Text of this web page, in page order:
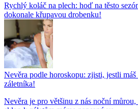
Rychlý koláč na plech: hoď na těsto
dokonale křupavou drobenku!
Nevěra podle horoskopu: zjisti, jestli máš
záletníka!
Nevěra je pro většinu z nás noční